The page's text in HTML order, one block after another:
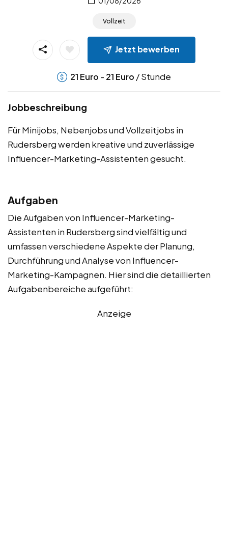
Vollzeit
Jetzt bewerben
21 Euro - 21 Euro / Stunde
Jobbeschreibung
Für Minijobs, Nebenjobs und Vollzeitjobs in
Rudersberg werden kreative und zuverlässige
Influencer-Marketing-Assistenten gesucht.
Aufgaben
Die Aufgaben von Influencer-Marketing-
Assistenten in Rudersberg sind vielfältig und
umfassen verschiedene Aspekte der Planung,
Durchführung und Analyse von Influencer-
Marketing-Kampagnen. Hier sind die detaillierten
Aufgabenbereiche aufgeführt:
Anzeige